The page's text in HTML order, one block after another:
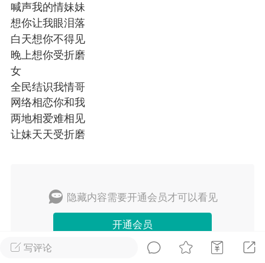
排行榜
网 LV.1 VIP2年费
07-14 11:50
电脑端
网，山歌就是有点多！
网号，学习山歌文化！
11.12w
你如果是个女人》
写评论
喊声我的情妹妹
想你让我眼泪落
白天想你不得见
晚上想你受折磨
女
全民结识我情哥
网络相恋你和我
两地相爱难相见
让妹天天受折磨
隐藏内容需要开通会员才可以看见
开通会员